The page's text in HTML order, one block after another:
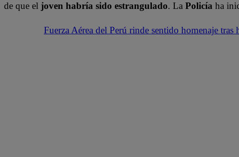
de que el joven habría sido estrangulado. La Policía ha
Fuerza Aérea del Perú rinde sentido homenaje